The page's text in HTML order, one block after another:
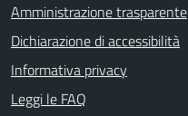
Amministrazione trasparente
Dichiarazione di accessibilità
Informativa privacy
Leggi le FAQ